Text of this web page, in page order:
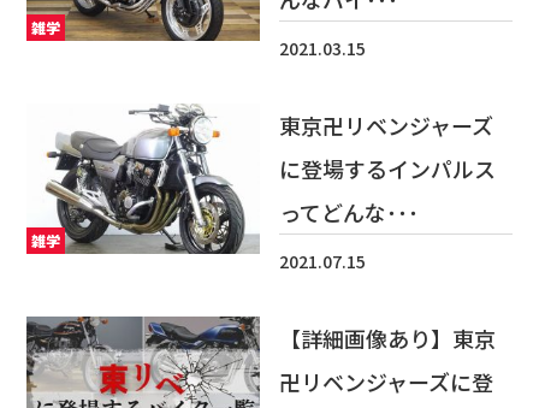
雑学
2021.03.15
雑学
東京卍リベンジャーズ
に登場するインパルス
ってどんな･･･
2021.07.15
【詳細画像あり】東京
卍リベンジャーズに登